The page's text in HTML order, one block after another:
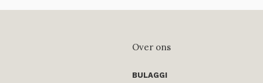
Over ons
BULAGGI